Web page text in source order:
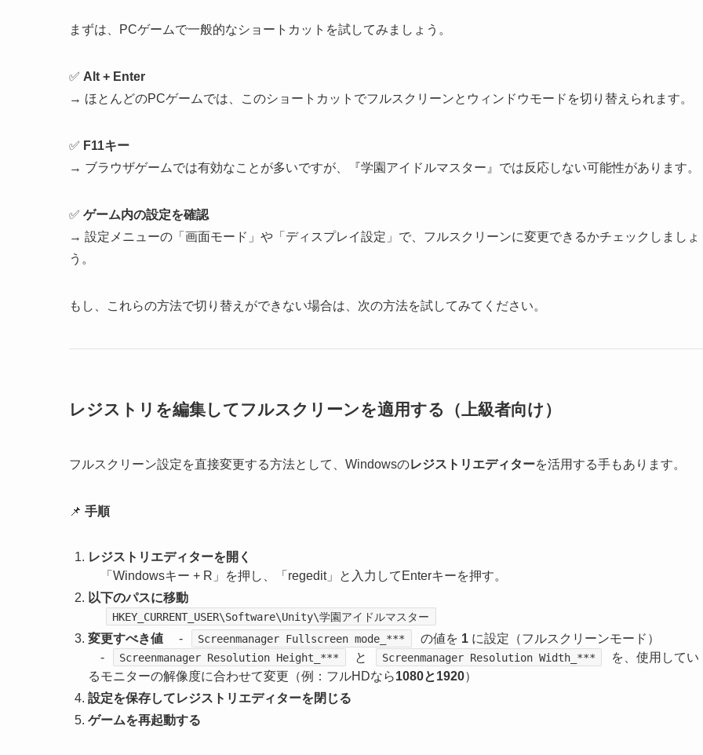
まずは、PCゲームで一般的なショートカットを試してみましょう。
✅ Alt + Enter
→ ほとんどのPCゲームでは、このショートカットでフルスクリーンとウィンドウモードを切り替えられます。
✅ F11キー
→ ブラウザゲームでは有効なことが多いですが、『学園アイドルマスター』では反応しない可能性があります。
✅ ゲーム内の設定を確認
→ 設定メニューの「画面モード」や「ディスプレイ設定」で、フルスクリーンに変更できるかチェックしましょ
う。
もし、これらの方法で切り替えができない場合は、次の方法を試してみてください。
レジストリを編集してフルスクリーンを適用する（上級者向け）
フルスクリーン設定を直接変更する方法として、Windowsのレジストリエディターを活用する手もあります。
📌 手順
レジストリエディターを開く
「Windowsキー + R」を押し、「regedit」と入力してEnterキーを押す。
以下のパスに移動
HKEY_CURRENT_USER\Software\Unity\学園アイドルマスター
変更すべき値 - Screenmanager Fullscreen mode_*** の値を 1に設定（フルスクリーンモード）
-
Screenmanager Resolution Height_*** と Screenmanager Resolution Width_***
を、使用してい
るモニターの解像度に合わせて変更（例：フルHDなら1080と1920）
設定を保存してレジストリエディターを閉じる
ゲームを再起動する